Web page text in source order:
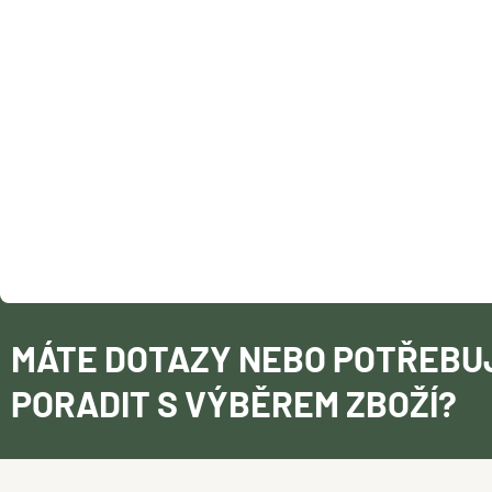
MÁTE DOTAZY NEBO
PORADIT S VÝBĚREM ZBOŽÍ?